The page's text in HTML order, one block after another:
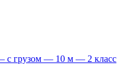
с грузом — 10 м — 2 класс